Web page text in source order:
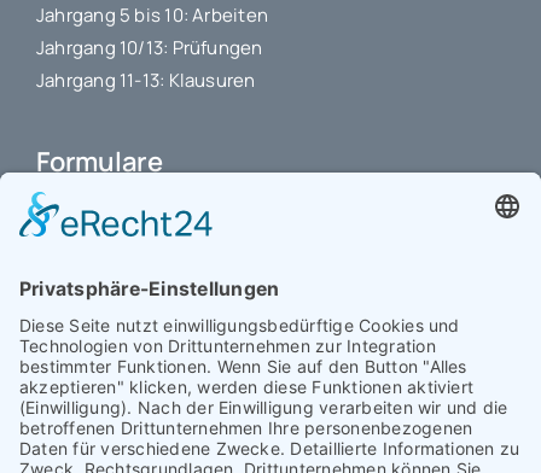
Jahrgang 5 bis 10: Arbeiten
Jahrgang 10/13: Prüfungen
Jahrgang 11-13: Klausuren
Formulare
Schulbuchkauf Schuljahr 2026-2027
Antrag auf Erstattung von Auslagen
Interner L-S-Beschwerdezettel
Antrag auf Freistellung vom Unterricht
Antrag für selbstständigen Heimweg bei Unwohlsein
(ab Jg. 9)
Antrag 10GL Pausenregelung
Datenschutz-Information